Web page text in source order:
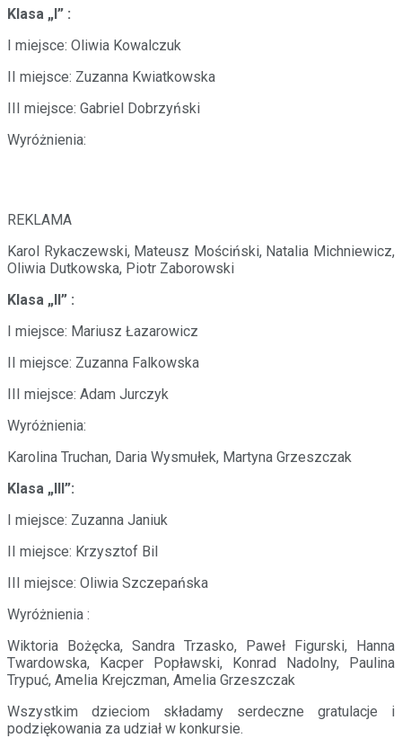
Klasa „I” :
I miejsce: Oliwia Kowalczuk
II miejsce: Zuzanna Kwiatkowska
III miejsce: Gabriel Dobrzyński
Wyróżnienia:
REKLAMA
Karol Rykaczewski, Mateusz Mościński, Natalia Michniewicz,
Oliwia Dutkowska, Piotr Zaborowski
Klasa „II” :
I miejsce: Mariusz Łazarowicz
II miejsce: Zuzanna Falkowska
III miejsce: Adam Jurczyk
Wyróżnienia:
Karolina Truchan, Daria Wysmułek, Martyna Grzeszczak
Klasa „III”:
I miejsce: Zuzanna Janiuk
II miejsce: Krzysztof Bil
III miejsce: Oliwia Szczepańska
Wyróżnienia :
Wiktoria Bożęcka, Sandra Trzasko, Paweł Figurski, Hanna
Twardowska, Kacper Popławski, Konrad Nadolny, Paulina
Trypuć, Amelia Krejczman, Amelia Grzeszczak
Wszystkim dzieciom składamy serdeczne gratulacje i
podziękowania za udział w konkursie.